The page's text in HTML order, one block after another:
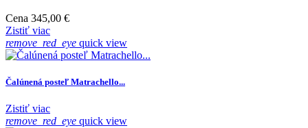
Cena 345,00 €
Zistiť viac
remove_red_eye quick view
Čalúnená posteľ Matrachello...
Zistiť viac
remove_red_eye quick view